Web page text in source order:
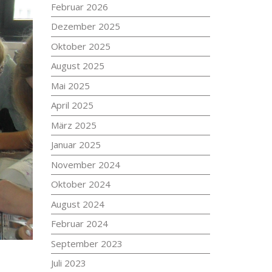
Februar 2026
Dezember 2025
Oktober 2025
August 2025
Mai 2025
April 2025
März 2025
Januar 2025
November 2024
Oktober 2024
August 2024
Februar 2024
September 2023
Juli 2023